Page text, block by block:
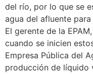
del río, por lo que se
agua del afluente
El gerente de la
cuando se inicien
Empresa Pública del
producción de líquido